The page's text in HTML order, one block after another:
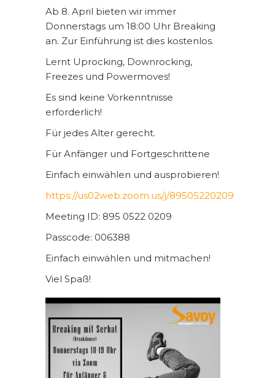
Ab 8. April bieten wir immer
Donnerstags um 18:00 Uhr Breaking
an. Zur Einführung ist dies kostenlos.
Lernt Uprocking, Downrocking,
Freezes und Powermoves!
Es sind keine Vorkenntnisse
erforderlich!
Für jedes Alter gerecht.
Für Anfänger und Fortgeschrittene
Einfach einwählen und ausprobieren!
https://us02web.zoom.us/j/89505220209
Meeting ID: 895 0522 0209
Passcode: 006388
Einfach einwählen und mitmachen!
Viel Spaß!